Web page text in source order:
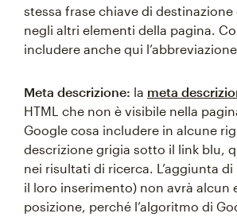
stessa frase chiave di
negli altri elementi della pagina.
includere anche qui
Meta descrizione: la meta
HTML che non è visibile nella
Google cosa includere in alcune
descrizione grigia sotto il link blu,
nei risultati di ricerca. L’aggiunta
il loro inserimento) non avrà alcun
posizione, perché l’algoritmo di